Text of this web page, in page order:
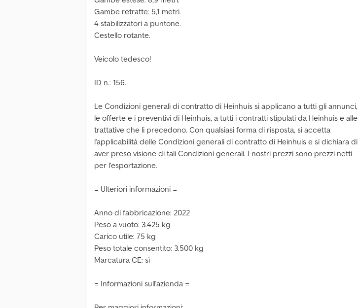
Gambe retratte: 5,1 metri.
4 stabilizzatori a puntone.
Cestello rotante.
Veicolo tedesco!
ID n.: 156.
Le Condizioni generali di contratto di Heinhuis si applicano a tutti gli annunci,
le offerte e i preventivi di Heinhuis, a tutti i contratti stipulati da Heinhuis e alle
trattative che li precedono. Con qualsiasi forma di risposta, si accetta
l'applicabilità delle Condizioni generali di contratto di Heinhuis e si dichiara di
aver preso visione di tali Condizioni generali. I nostri prezzi sono prezzi netti
per l'esportazione.
= Ulteriori informazioni =
Anno di fabbricazione: 2022
Peso a vuoto: 3.425 kg
Carico utile: 75 kg
Peso totale consentito: 3.500 kg
Marcatura CE: sì
= Informazioni sull'azienda =